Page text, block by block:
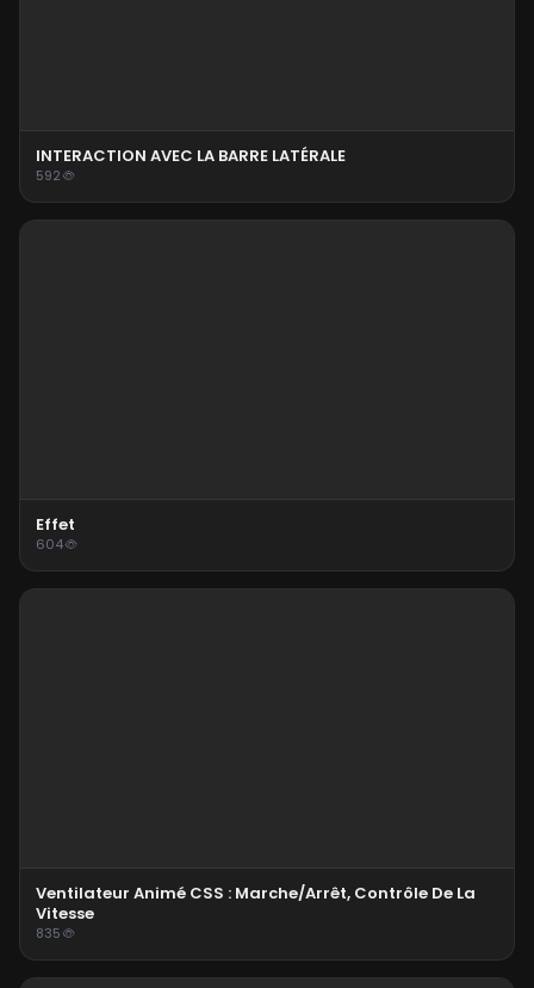
INTERACTION AVEC LA BARRE LATÉRALE
592
Effet
604
Ventilateur Animé CSS : Marche/Arrêt, Contrôle De La
Vitesse
835